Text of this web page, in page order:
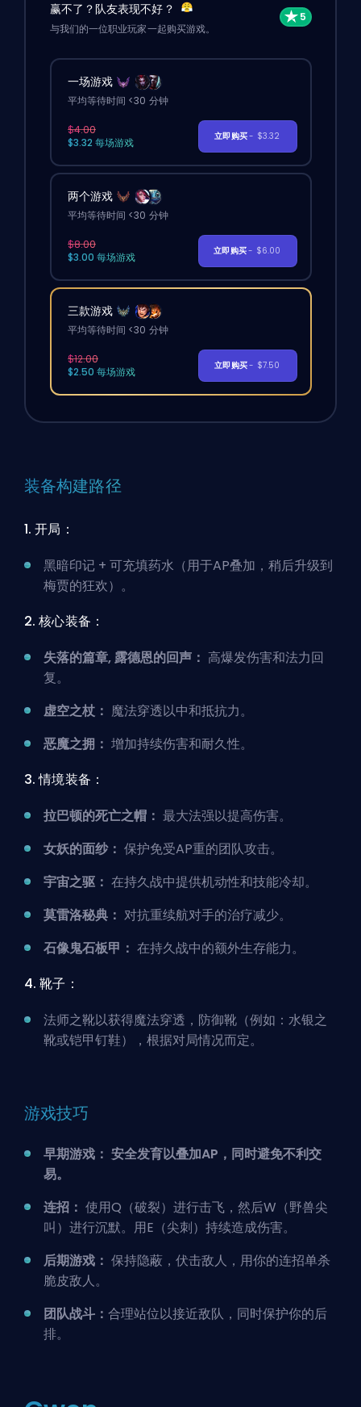
赢不了？队友表现不好？
与我们的一位职业玩家一起购买游戏。
一场游戏
平均等待时间 <30 分钟
$4.00
$3.32 每场游戏
立即购买- $3.32
两个游戏
平均等待时间 <30 分钟
$8.00
$3.00 每场游戏
立即购买- $6.00
三款游戏
平均等待时间 <30 分钟
$12.00
$2.50 每场游戏
立即购买- $7.50
装备构建路径
1. 开局：
黑暗印记 + 可充填药水（用于AP叠加，稍后升级到
梅贾的狂欢）。
2. 核心装备：
失落的篇章, 露德恩的回声： 高爆发伤害和法力回
复。
虚空之杖： 魔法穿透以中和抵抗力。
恶魔之拥： 增加持续伤害和耐久性。
3. 情境装备：
拉巴顿的死亡之帽： 最大法强以提高伤害。
女妖的面纱： 保护免受AP重的团队攻击。
宇宙之驱： 在持久战中提供机动性和技能冷却。
莫雷洛秘典： 对抗重续航对手的治疗减少。
石像鬼石板甲： 在持久战中的额外生存能力。
4. 靴子：
法师之靴以获得魔法穿透，防御靴（例如：水银之
靴或铠甲钉鞋），根据对局情况而定。
游戏技巧
早期游戏： 安全发育以叠加AP，同时避免不利交
易。
连招： 使用Q（破裂）进行击飞，然后W（野兽尖
叫）进行沉默。用E（尖刺）持续造成伤害。
后期游戏： 保持隐蔽，伏击敌人，用你的连招单杀
脆皮敌人。
团队战斗： 合理站位以接近敌队，同时保护你的后
排。